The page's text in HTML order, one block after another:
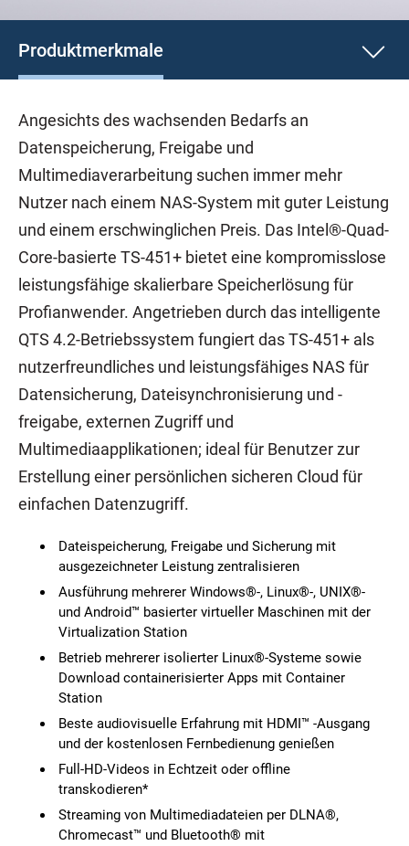
Produktmerkmale
Angesichts des wachsenden Bedarfs an
Datenspeicherung, Freigabe und
Multimediaverarbeitung suchen immer mehr
Nutzer nach einem NAS-System mit guter Leistung
und einem erschwinglichen Preis. Das Intel®-Quad-
Core-basierte TS-451+ bietet eine kompromisslose
leistungsfähige skalierbare Speicherlösung für
Profianwender. Angetrieben durch das intelligente
QTS 4.2-Betriebssystem fungiert das TS-451+ als
nutzerfreundliches und leistungsfähiges NAS für
Datensicherung, Dateisynchronisierung und -
freigabe, externen Zugriff und
Multimediaapplikationen; ideal für Benutzer zur
Erstellung einer persönlichen sicheren Cloud für
einfachen Datenzugriff.
Dateispeicherung, Freigabe und Sicherung mit
ausgezeichneter Leistung zentralisieren
Ausführung mehrerer Windows®-, Linux®-, UNIX®-
und Android™ basierter virtueller Maschinen mit der
Virtualization Station
Betrieb mehrerer isolierter Linux®-Systeme sowie
Download containerisierter Apps mit Container
Station
Beste audiovisuelle Erfahrung mit HDMI™ -Ausgang
und der kostenlosen Fernbedienung genießen
Full-HD-Videos in Echtzeit oder offline
transkodieren*
Streaming von Multimediadateien per DLNA®,
Chromecast™ und Bluetooth® mit